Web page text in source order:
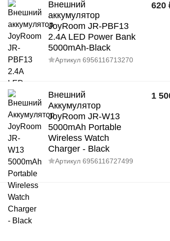
Внешний
аккумулятор
JoyRoom JR-PBF13
2.4A LED Power Bank
5000mAh-Black
Артикул 6956116713270
620
Внешний
Аккумулятор
JoyRoom JR-W13
5000mAh Portable
Wireless Watch
Charger - Black
Артикул 6956116727499
1